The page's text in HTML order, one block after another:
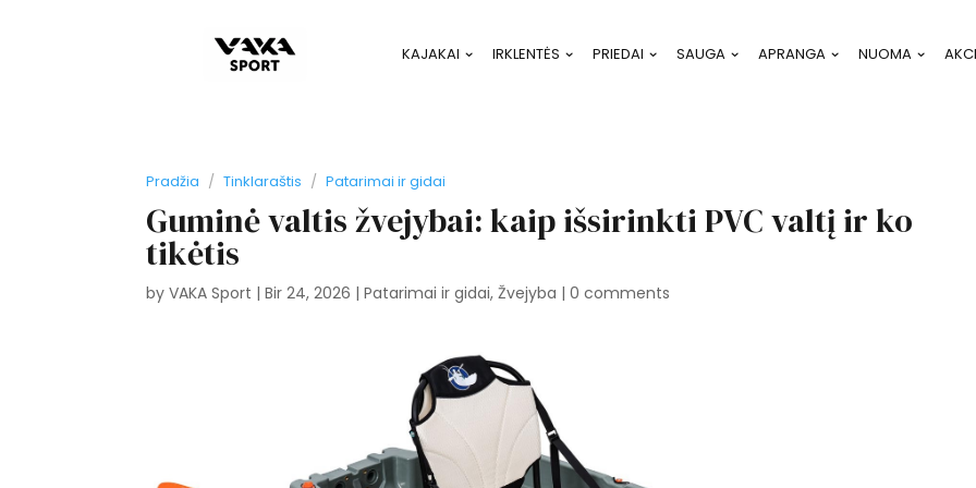
KAJAKAI IRKLENTĖS PRIEDAI SAUGA APRANGA NUOMA
Pradžia / Tinklaraštis / Patarimai ir gidai
Guminė valtis žvejybai: kaip išsirinkti PVC valtį ir ko
tikėtis
byVAKA Sport |Bir 24, 2026 |Patarimai ir gidai,Žvejyba |0 comments